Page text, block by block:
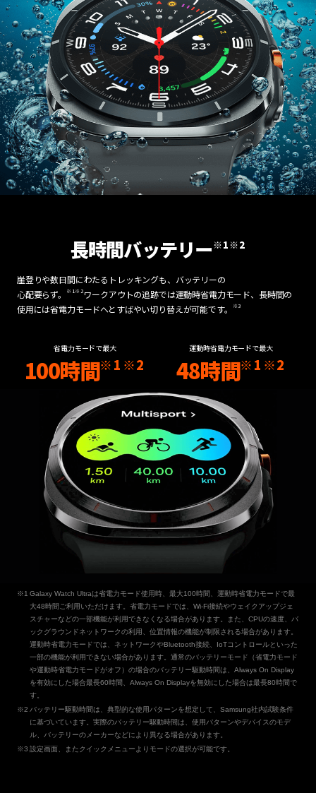
長時間バッテリー ※1 ※2
崖登りや数日間にわたるトレッキングも、バッテリーの
心配要らず。
※1 ※2 ワークアウトの追跡では運動時省電力モード、長時間の
使用には省電力モードへとすばやい切り替えが可能です。
※3
省電力モードで最大
100時間※1 ※2
運動時省電力モードで最大
48時間※1 ※2
Galaxy Watch Ultraは省電力モード使用時、最大100時間、運動時省電力モードで最
大48時間ご利用いただけます。省電力モードでは、Wi-Fi接続やウェイクアップジェ
スチャーなどの一部機能が利用できなくなる場合があります。また、CPUの速度、バ
ックグラウンドネットワークの利用、位置情報の機能が制限される場合があります。
運動時省電力モードでは、ネットワークやBluetooth接続、IoTコントロールといった
一部の機能が利用できない場合があります。通常のバッテリーモード（省電力モード
や運動時省電力モードがオフ）の場合のバッテリー駆動時間は、Always On Display
を有効にした場合最長60時間、Always On Displayを無効にした場合は最長80時間で
す。
バッテリー駆動時間は、典型的な使用パターンを想定して、Samsung社内試験条件
に基づいています。実際のバッテリー駆動時間は、使用パターンやデバイスのモデ
ル、バッテリーのメーカーなどにより異なる場合があります。
設定画面、またクイックメニューよりモードの選択が可能です。